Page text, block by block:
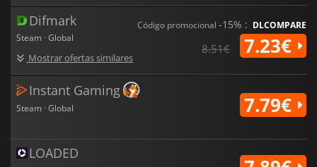
Difmark
Steam · Global
Mostrar ofertas similares
Código promocional -15% : DLCOMPARE
8.51€ 7.23€
Instant Gaming
Steam · Global 7.79€
LOADED